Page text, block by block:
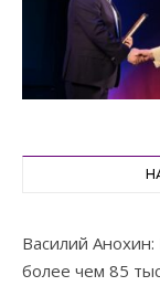
Василий
более чем 85